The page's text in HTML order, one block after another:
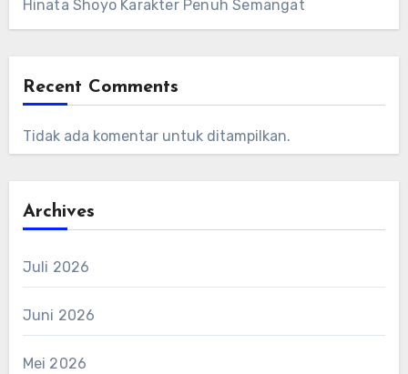
Hinata Shoyo Karakter Penuh Semangat
Recent Comments
Tidak ada komentar untuk ditampilkan.
Archives
Juli 2026
Juni 2026
Mei 2026